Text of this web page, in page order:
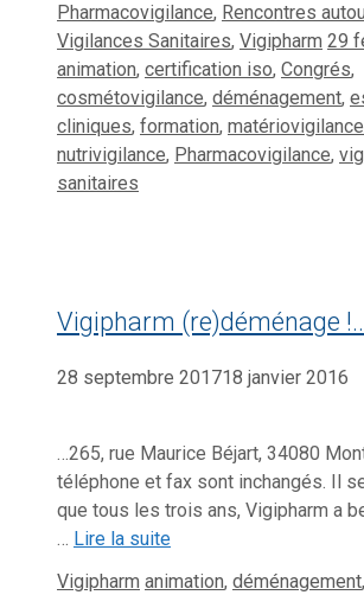
Pharmacovigilance, Rencontres
Vigilances Sanitaires, Vigipharm 29
animation, certification iso, Congrés,
cosmétovigilance, déménagement,
cliniques, formation, matériovigilance
nutrivigilance, Pharmacovigilance,
sanitaires
Vigipharm (re)déménage
28 septembre 201718 janvier 2016
…265, rue Maurice Béjart, 34080
téléphone et fax sont inchangés. Il
que tous les trois ans, Vigipharm a
Lire la suite
Catégories
Vigipharm Étiquettes
animation, déménagement,